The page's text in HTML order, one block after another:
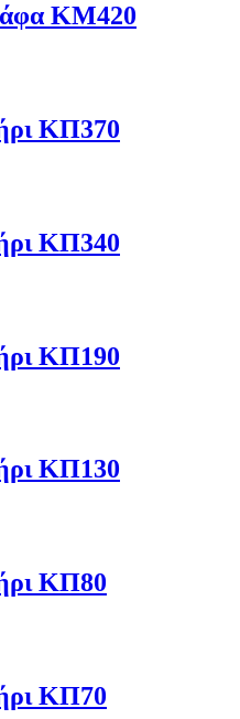
ΚΜ420
ΚΠ370
ΚΠ340
ΚΠ190
ΚΠ130
ΚΠ80
ΚΠ70